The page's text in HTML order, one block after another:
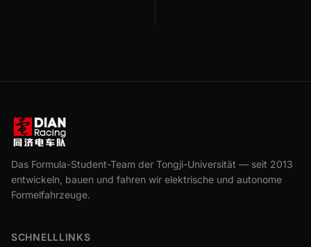
Das Formula-Student-Team der Tongji-Universität — seit 2013
entwickeln, bauen und fahren wir elektrische und autonome
Formelfahrzeuge.
SCHNELLLINKS